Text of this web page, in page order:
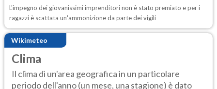
L'impegno dei giovanissimi imprenditori non è stato premiato e per i
ragazzi è scattata un'ammonizione da parte dei vigili
Wikimeteo
Clima
Il clima di un'area geografica in un particolare
periodo dell'anno (un mese, una stagione) è dato